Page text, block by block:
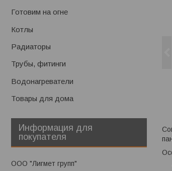
Готовим на огне
Котлы
Радиаторы
Трубы, фитинги
Водонагреватели
Товары для дома
Информация для
покупателя
ООО "Лигмет групп"